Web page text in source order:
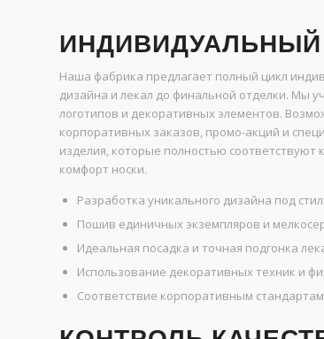
Наша фабрика предлагает полный цикл
дизайна и лекал до финальной отделки. Мы
логотипов и декоративных элементов.
корпоративных заказов, промо-акций и
изделия, которые полностью
комфорт носки.
Разработка уникального дизайна под
Пошив единичных экземпляров и
Идеальная посадка и точная подгонка
Использование декоративных техник и
Соответствие корпоративным